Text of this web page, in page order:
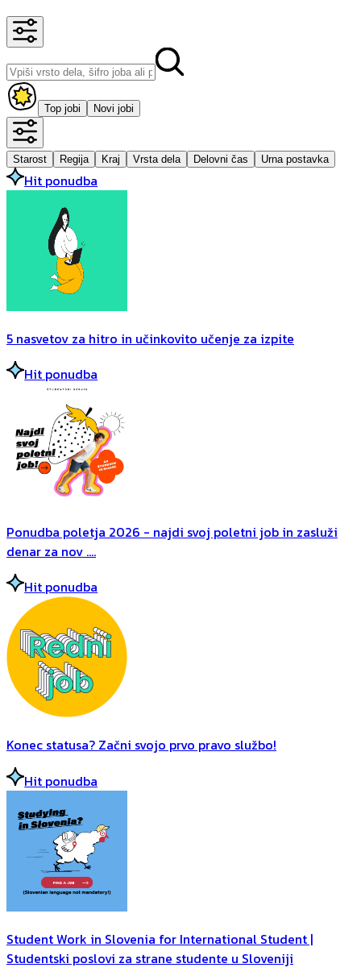
Top jobi Novi jobi
Starost Regija Kraj Vrsta dela Delovni čas Urna postavka
Hit ponudba
5 nasvetov za hitro in učinkovito učenje za izpite
Hit ponudba
Ponudba poletja 2026 - najdi svoj poletni job in zasluži
denar za nov ....
Hit ponudba
Konec statusa? Začni svojo prvo pravo službo!
Hit ponudba
Student Work in Slovenia for International Student |
Studentski poslovi za strane studente u Sloveniji